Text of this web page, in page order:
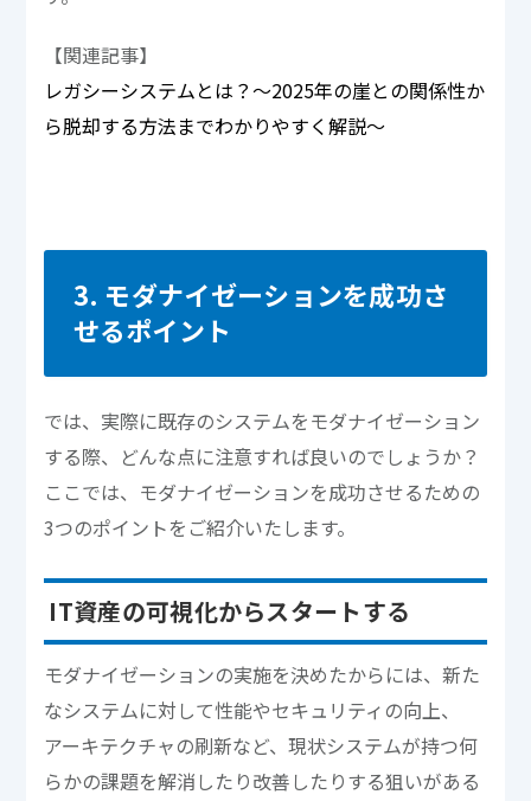
【関連記事】
レガシーシステムとは？～2025年の崖との関係性か
ら脱却する方法までわかりやすく解説～
3. モダナイゼーションを成功さ
せるポイント
では、実際に既存のシステムをモダナイゼーション
する際、どんな点に注意すれば良いのでしょうか？
ここでは、モダナイゼーションを成功させるための
3つのポイントをご紹介いたします。
IT資産の可視化からスタートする
モダナイゼーションの実施を決めたからには、新た
なシステムに対して性能やセキュリティの向上、
アーキテクチャの刷新など、現状システムが持つ何
らかの課題を解消したり改善したりする狙いがある